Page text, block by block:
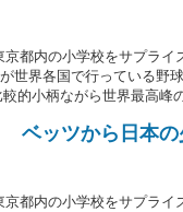
、日本の少年野球の参考に
久 真大）
都内の小学校をサプライ
世界各国で行っている野
的小柄ながら世界最高峰
ベッツから日本の
都内の小学校をサプライ